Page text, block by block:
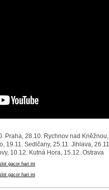
Praha, 28.10. Rychnov nad Kněžnou,
19.11. Sedlčany, 25.11. Jihlava,
10.12. Kutná Hora, 15.12. Ostrava
gacor hari ini
gacor hari ini